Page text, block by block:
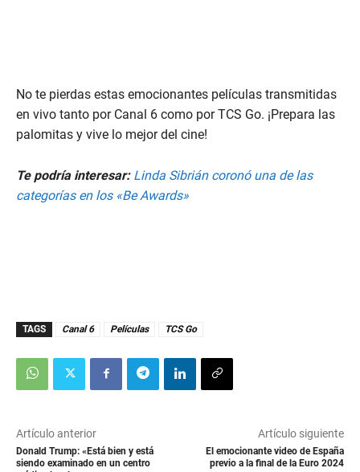
No te pierdas estas emocionantes películas transmitidas
en vivo tanto por Canal 6 como por TCS Go. ¡Prepara las
palomitas y vive lo mejor del cine!
Te podría interesar: Linda Sibrián coronó una de las
categorías en los «Be Awards»
TAGS Canal 6 Películas TCS Go
Artículo anterior
Donald Trump: «Está bien y está
siendo examinado en un centro
Artículo siguiente
El emocionante video de España
previo a la final de la Euro 2024